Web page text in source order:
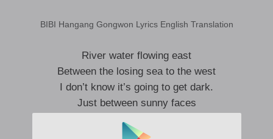
BIBI Hangang Gongwon Lyrics English Translation
River water flowing east
Between the losing sea to the west
I don’t know it’s going to get dark.
Just between sunny faces